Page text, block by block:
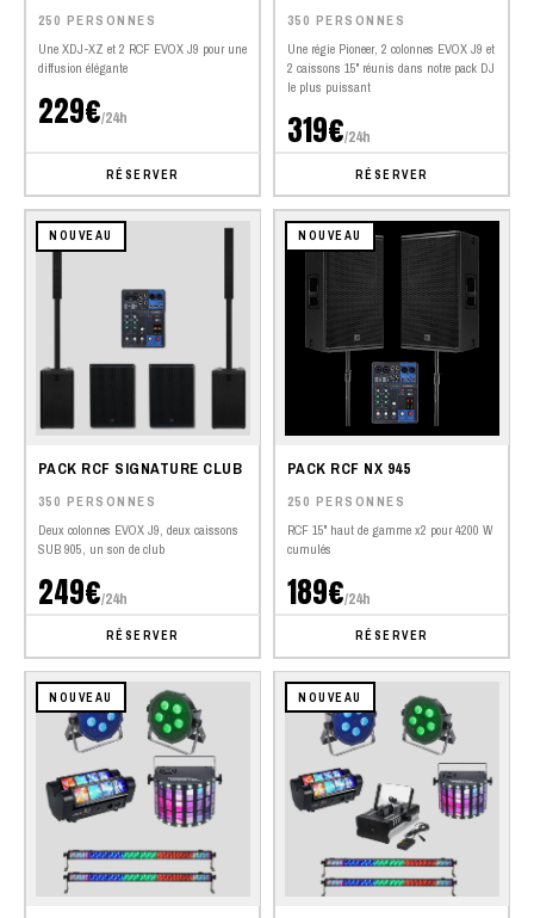
250 PERSONNES
Une XDJ-XZ et 2 RCF EVOX J9 pour une
diffusion élégante
229€/24h
RÉSERVER
350 PERSONNES
Une régie Pioneer, 2 colonnes EVOX J9 et
2 caissons 15" réunis dans notre pack DJ
le plus puissant
319€/24h
RÉSERVER
NOUVEAU
PACK RCF SIGNATURE CLUB
350 PERSONNES
Deux colonnes EVOX J9, deux caissons
SUB 905, un son de club
249€/24h
RÉSERVER
NOUVEAU
PACK RCF NX 945
250 PERSONNES
RCF 15" haut de gamme x2 pour 4200 W
cumulés
189€/24h
RÉSERVER
NOUVEAU NOUVEAU